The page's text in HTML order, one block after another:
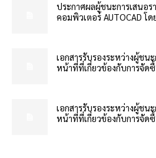
ประกาศผลผู้ชนะการเสนอ
คอมพิวเตอร์ AUTOCAD โด
เอกสารรับรองระหว่างผู้ชน
หน้าที่ที่เกี่ยวข้องกับการจัด
เอกสารรับรองระหว่างผู้ชน
หน้าที่ที่เกี่ยวข้องกับการจัด